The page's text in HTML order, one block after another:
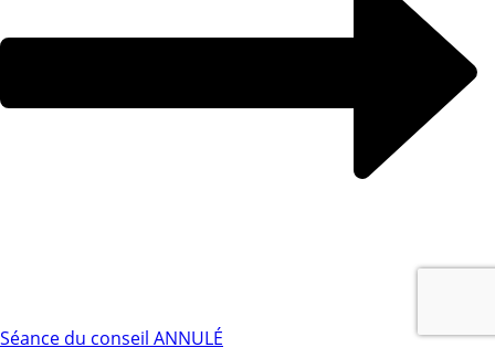
Séance du conseil ANNULÉ